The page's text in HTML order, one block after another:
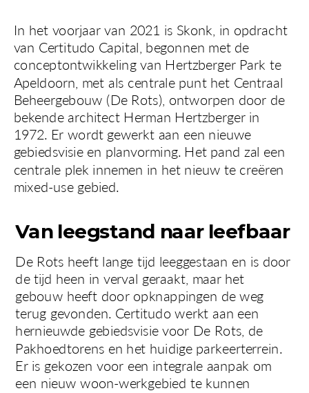
In het voorjaar van 2021 is Skonk, in opdracht
van Certitudo Capital, begonnen met de
conceptontwikkeling van Hertzberger Park te
Apeldoorn, met als centrale punt het Centraal
Beheergebouw (De Rots), ontworpen door de
bekende architect Herman Hertzberger in
1972. Er wordt gewerkt aan een nieuwe
gebiedsvisie en planvorming. Het pand zal een
centrale plek innemen in het nieuw te creëren
mixed-use gebied.
Van leegstand naar leefbaar
De Rots heeft lange tijd leeggestaan en is door
de tijd heen in verval geraakt, maar het
gebouw heeft door opknappingen de weg
terug gevonden. Certitudo werkt aan een
hernieuwde gebiedsvisie voor De Rots, de
Pakhoedtorens en het huidige parkeerterrein.
Er is gekozen voor een integrale aanpak om
een nieuw woon-werkgebied te kunnen